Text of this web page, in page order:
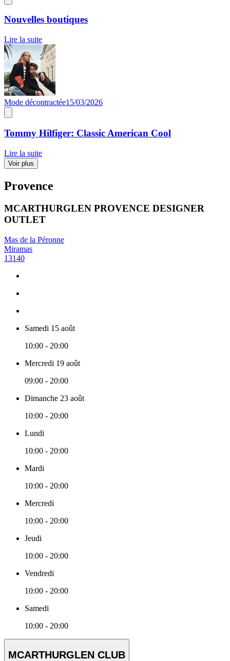
Nouvelles boutiques
Lire la suite
Mode décontractée15/03/2026
Tommy Hilfiger: Classic American Cool
Lire la suite
Voir plus
Provence
MCARTHURGLEN PROVENCE DESIGNER
OUTLET
Mas de la Péronne
Miramas
13140
Samedi 15 août
10:00 - 20:00
Mercredi 19 août
09:00 - 20:00
Dimanche 23 août
10:00 - 20:00
Lundi
10:00 - 20:00
Mardi
10:00 - 20:00
Mercredi
10:00 - 20:00
Jeudi
10:00 - 20:00
Vendredi
10:00 - 20:00
Samedi
10:00 - 20:00
MCARTHURGLEN CLUB